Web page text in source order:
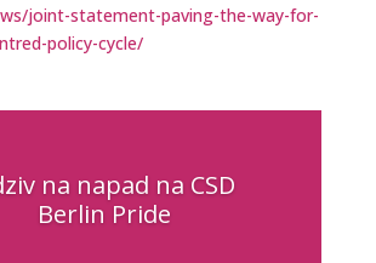
joint-statement-paving-the-way-for-
policy-cycle/
na napad na CSD
Berlin Pride